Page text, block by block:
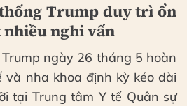
Trump duy trì ổn
nghi vấn
ngày 26 tháng 5 hoàn
nha khoa định kỳ kéo dài
tại Trung tâm Y tế Quân sự